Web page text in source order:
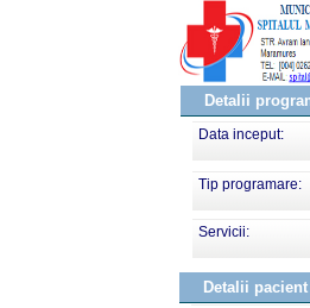
Detalii
Data inceput:
Tip programare:
Servicii:
Detalii pacient